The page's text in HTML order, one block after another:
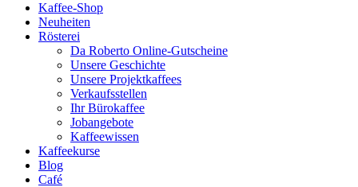
Kaffee-Shop
Neuheiten
Rösterei
Da Roberto Online-Gutscheine
Unsere Geschichte
Unsere Projektkaffees
Verkaufsstellen
Ihr Bürokaffee
Jobangebote
Kaffeewissen
Kaffeekurse
Blog
Café